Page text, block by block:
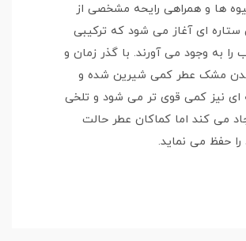
ها و همراهی رایحه مشخصی از
ای آغاز می شود که ترکیبی
را به وجود می آورند. با گذر زمان و
مشک عطر کمی شیرین شده و
ای نیز کمی قوی تر می شود و تلخی
می کند اما کماکان عطر حالت
حفظ می نماید.